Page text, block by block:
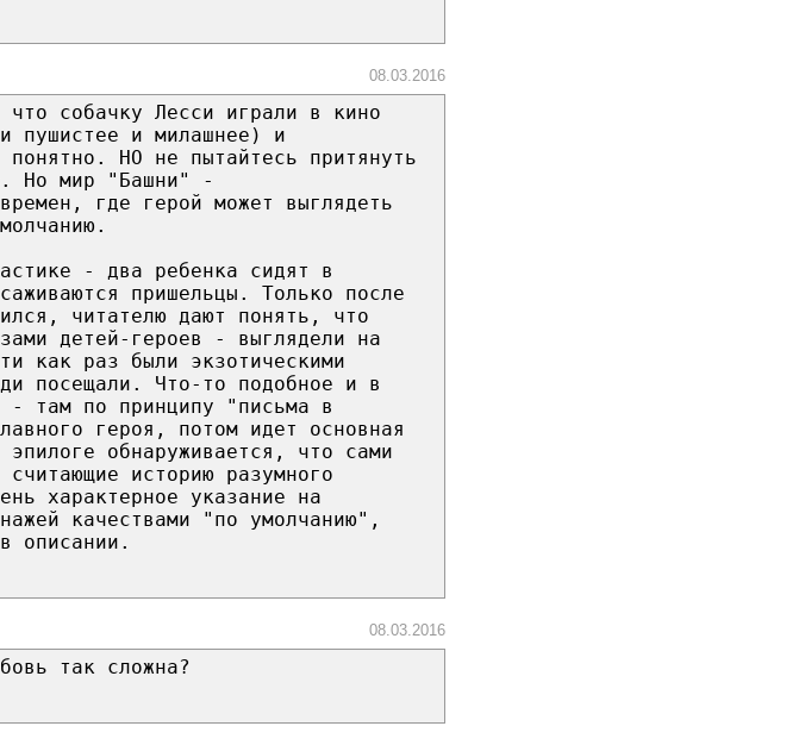
08.03.2016
собачку Лесси играли в кино
пушистее и милашнее) и
НО не пытайтесь притянуть
Но мир "Башни" -
где герой может выглядеть
- два ребенка сидят в
пришельцы. Только после
читателю дают понять, что
детей-героев - выглядели на
как раз были экзотическими
посещали. Что-то подобное и в
- там по принципу "письма в
героя, потом идет основная
обнаруживается, что сами
историю разумного
характерное указание на
качествами "по умолчанию",
описании.
08.03.2016
так сложна?